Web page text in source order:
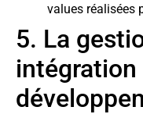
values réalisées
5. La
intégration